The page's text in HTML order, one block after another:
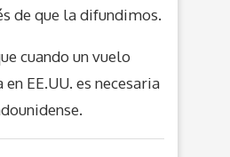
de que la difundimos.
cuando un vuelo
en EE.UU. es necesaria